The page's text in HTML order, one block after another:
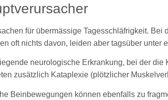
für übermässige Tagesschläfrigkeit.
oft nichts davon, leiden aber tagsüber unter
neurologische Erkrankung, bei der
zusätzlich Kataplexie (plötzlicher
Beinbewegungen können ebenfalls zu